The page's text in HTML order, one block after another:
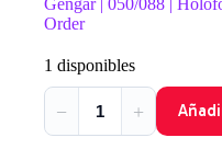
$ 2.200.
$ 2.000.
Gengar | 050/088 |
Order
1 disponibles
− +